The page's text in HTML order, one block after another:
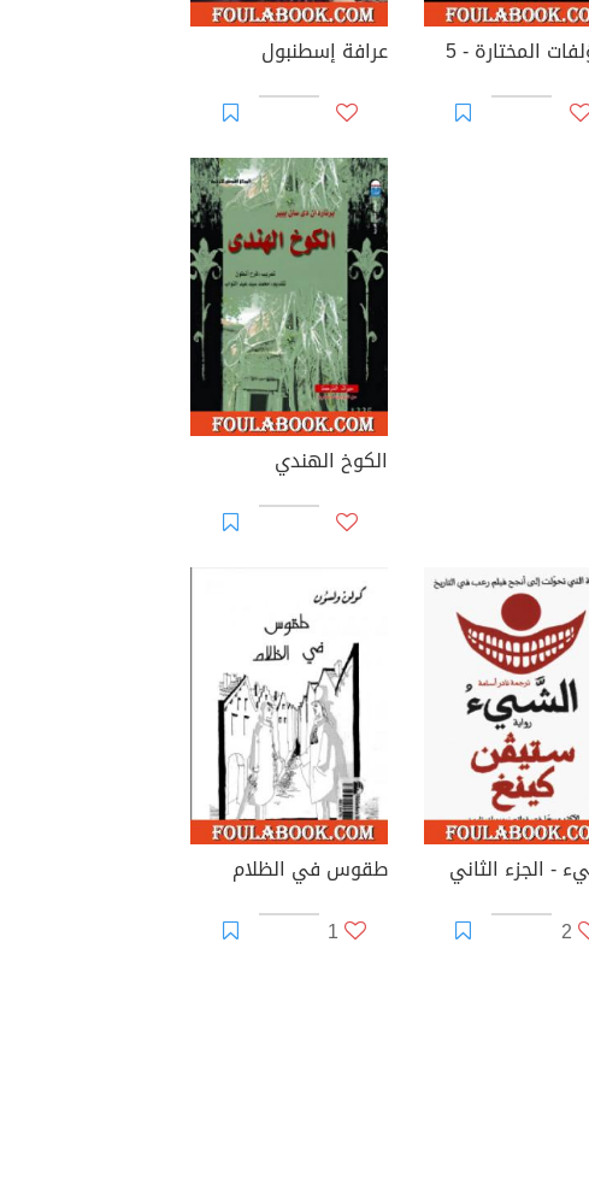
المختارة - 5 عرافة إسطنبول
الكوخ الهندي
- الجزء الثاني
2
طقوس في الظلام
1